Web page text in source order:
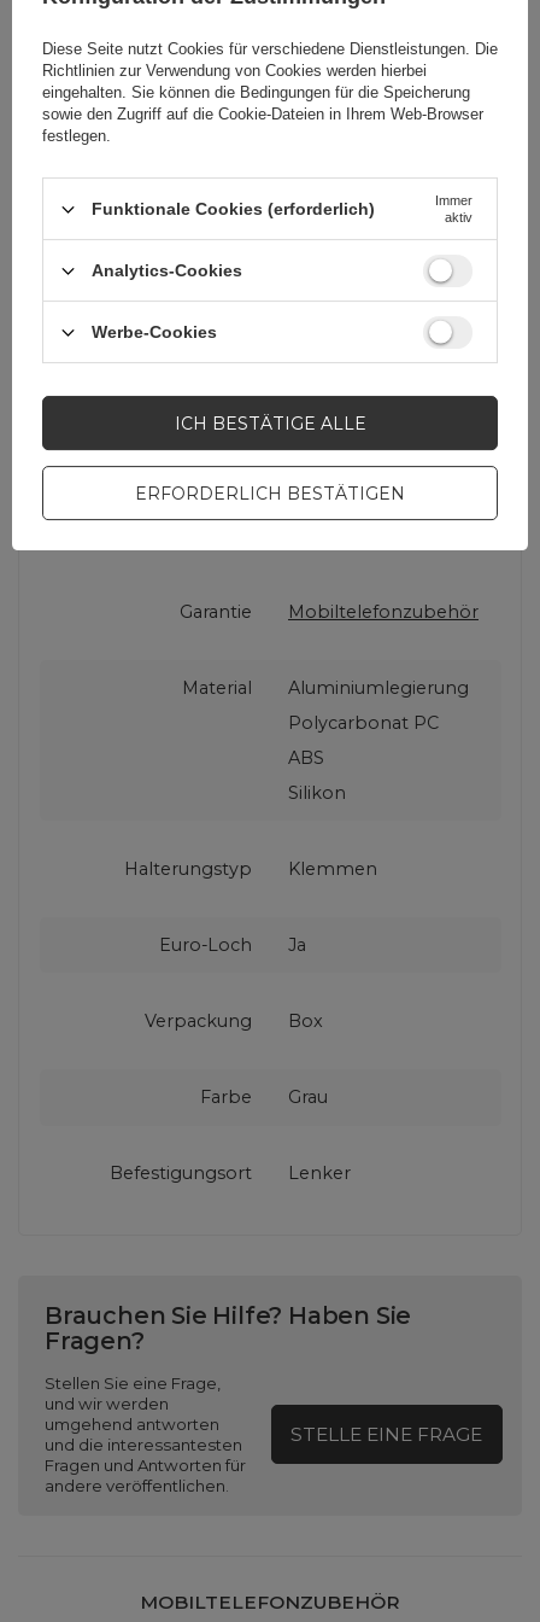
Gebrauch.
Cena sugerowana
Marke
Für dieses Produkt
Apex CE Specialists
Garantie Mobiltelefonzubehör
Material
Aluminiumlegierung
Polycarbonat PC
ABS
Silikon
Halterungstyp Klemmen
Euro-Loch Ja
Verpackung Box
Farbe Grau
Befestigungsort Lenker
Brauchen Sie Hilfe? Haben Sie
Fragen?
Stellen Sie eine Frage,
und wir werden
umgehend antworten
und die interessantesten
Fragen und Antworten für
andere veröffentlichen.
STELLE EINE FRAGE
MOBILTELEFONZUBEHÖR
Diese Seite nutzt Cookies für verschiedene Dienstleistungen. Die
Richtlinien zur Verwendung von Cookies werden hierbei
eingehalten. Sie können die Bedingungen für die Speicherung
sowie den Zugriff auf die Cookie-Dateien in Ihrem Web-Browser
festlegen.
Funktionale Cookies (erforderlich)
Immer
aktiv
Analytics-Cookies
Werbe-Cookies
ERFORDERLICH BESTÄTIGEN
ICH BESTÄTIGE ALLE